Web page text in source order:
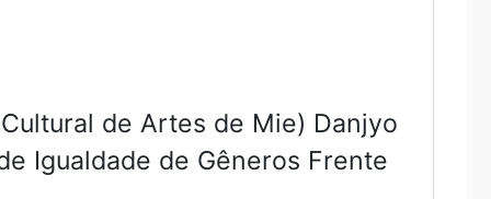
de Artes de Mie) Danjyo
Igualdade de Gêneros Frente